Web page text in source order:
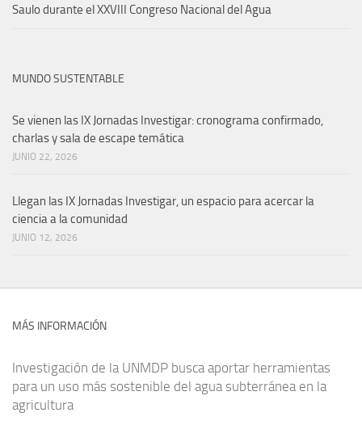
Saulo durante el XXVIII Congreso Nacional del Agua
MUNDO SUSTENTABLE
Se vienen las IX Jornadas Investigar: cronograma confirmado,
charlas y sala de escape temática
JUNIO 22, 2026
Llegan las IX Jornadas Investigar, un espacio para acercar la
ciencia a la comunidad
JUNIO 12, 2026
MÁS INFORMACIÓN
Investigación de la UNMDP busca aportar herramientas
para un uso más sostenible del agua subterránea en la
agricultura